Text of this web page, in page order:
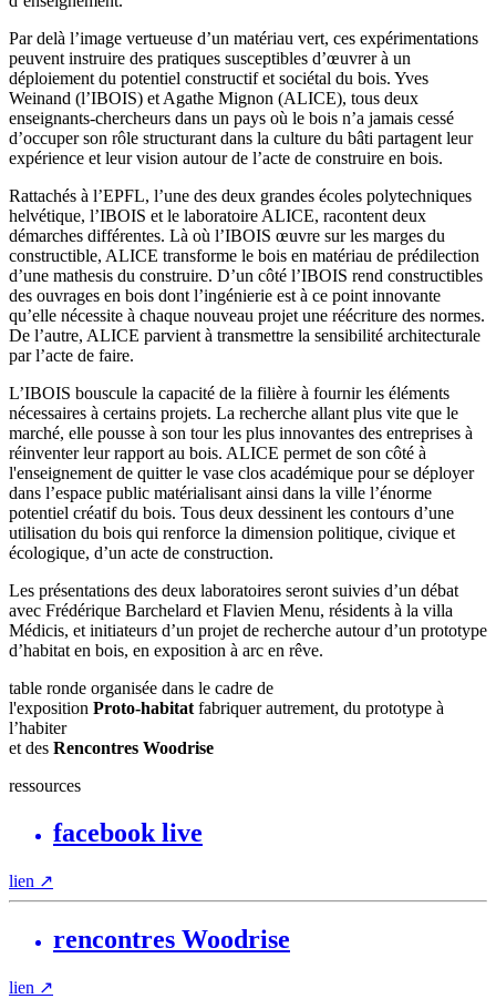
Par delà l’image vertueuse d’un matériau vert, ces expérimentations
peuvent instruire des pratiques susceptibles d’œuvrer à un
déploiement du potentiel constructif et sociétal du bois. Yves
Weinand (l’IBOIS) et Agathe Mignon (ALICE), tous deux
enseignants-chercheurs dans un pays où le bois n’a jamais cessé
d’occuper son rôle structurant dans la culture du bâti partagent leur
expérience et leur vision autour de l’acte de construire en bois.
Rattachés à l’EPFL, l’une des deux grandes écoles polytechniques
helvétique, l’IBOIS et le laboratoire ALICE, racontent deux
démarches différentes. Là où l’IBOIS œuvre sur les marges du
constructible, ALICE transforme le bois en matériau de prédilection
d’une mathesis du construire. D’un côté l’IBOIS rend constructibles
des ouvrages en bois dont l’ingénierie est à ce point innovante
qu’elle nécessite à chaque nouveau projet une réécriture des normes.
De l’autre, ALICE parvient à transmettre la sensibilité architecturale
par l’acte de faire.
L’IBOIS bouscule la capacité de la filière à fournir les éléments
nécessaires à certains projets. La recherche allant plus vite que le
marché, elle pousse à son tour les plus innovantes des entreprises à
réinventer leur rapport au bois. ALICE permet de son côté à
l'enseignement de quitter le vase clos académique pour se déployer
dans l’espace public matérialisant ainsi dans la ville l’énorme
potentiel créatif du bois. Tous deux dessinent les contours d’une
utilisation du bois qui renforce la dimension politique, civique et
écologique, d’un acte de construction.
Les présentations des deux laboratoires seront suivies d’un débat
avec Frédérique Barchelard et Flavien Menu, résidents à la villa
Médicis, et initiateurs d’un projet de recherche autour d’un prototype
d’habitat en bois, en exposition à arc en rêve.
table ronde organisée dans le cadre de
l'exposition Proto-habitat fabriquer autrement, du prototype à
l’habiter
et des Rencontres Woodrise
ressources
facebook live
lien ↗
rencontres Woodrise
lien ↗